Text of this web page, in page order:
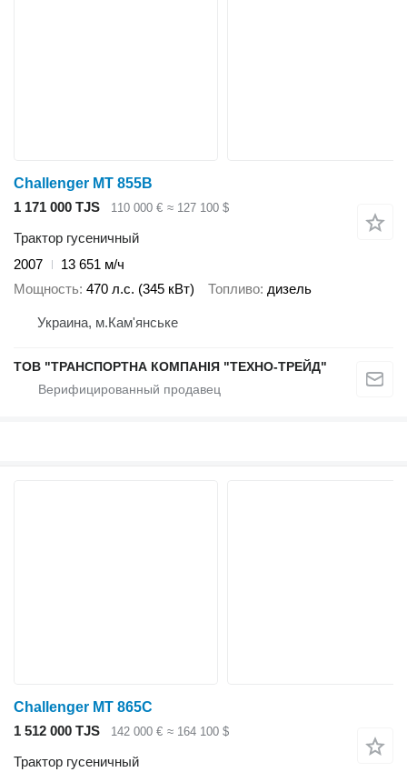
Challenger MT 855B
1 171 000 TJS
110 000 € ≈ 127 100 $
Трактор гусеничный
2007
13 651 м/ч
Мощность 470 л.с. (345 кВт) Топливо дизель
Украина, м.Кам'янське
ТОВ "ТРАНСПОРТНА КОМПАНІЯ "ТЕХНО-ТРЕЙД"
Challenger MT 865C
1 512 000 TJS
142 000 € ≈ 164 100 $
Трактор гусеничный